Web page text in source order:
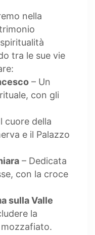
nella
spiritualità
tra le sue vie
– Un
con gli
cuore della
e il Palazzo
– Dedicata
con la croce
sulla Valle
la